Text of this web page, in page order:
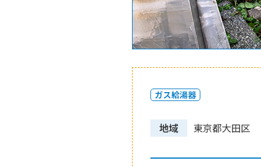
ガス給湯器
地域 東京都大田区